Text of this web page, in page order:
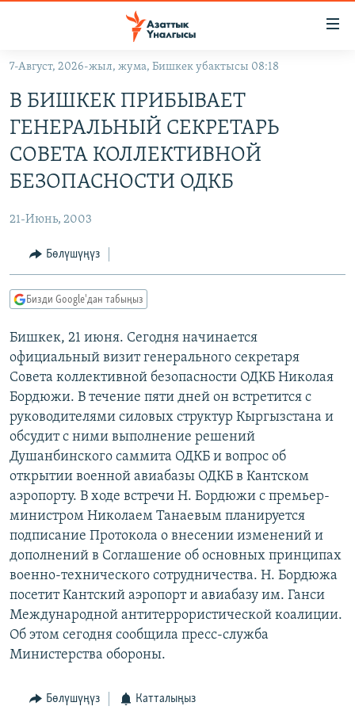
Навигацияга
өтүңүз
салыңыз
МАДАНИЯТ
УКРАИНА
ТВ ПРОГРАММАЛАР
БҮГҮН АЗАТТЫКТА
БИЗ ЖАНА ДҮЙНӨ
ДАНИСТЕ
АЗАТТЫК+
ЫҢГАЙСЫЗ СУРООЛОР
ПОДКАСТ
ОНЛАЙН ШЕРИНЕ
ЭЕ/АРнун бардык сайттары
7-Август, 2026-жыл, жума, Бишкек убактысы 08:18
В БИШКЕК ПРИБЫВАЕТ
ГЕНЕРАЛЬНЫЙ СЕКРЕТАРЬ
СОВЕТА КОЛЛЕКТИВНОЙ
БЕЗОПАСНОСТИ ОДКБ
21-Июнь, 2003
Бөлүшүңүз
Бизди Google'дан табыңыз
Бишкек, 21 июня. Сегодня начинается
официальный визит генерального секретаря
Совета коллективной безопасности ОДКБ Николая
Бордюжи. В течение пяти дней он встретится с
руководителями силовых структур Кыргызстана и
обсудит с ними выполнение решений
Душанбинского саммита ОДКБ и вопрос об
открытии военной авиабазы ОДКБ в Кантском
аэропорту. В ходе встречи Н. Бордюжи с премьер-
министром Николаем Танаевым планируется
подписание Протокола о внесении изменений и
дополнений в Соглашение об основных принципах
военно-технического сотрудничества. Н. Бордюжа
посетит Кантский аэропорт и авиабазу им. Ганси
Международной антитеррористической коалиции.
Об этом сегодня сообщила пресс-служба
Министерства обороны.
Бөлүшүңүз Катталыңыз